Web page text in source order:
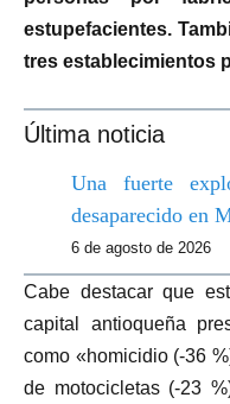
estupefacientes.
tres establecimientos
Última noticia
Una fuerte
desaparecido en
6 de agosto de 2026
Cabe destacar que
capital antioqueña
como «homicidio (-36
de motocicletas (-23